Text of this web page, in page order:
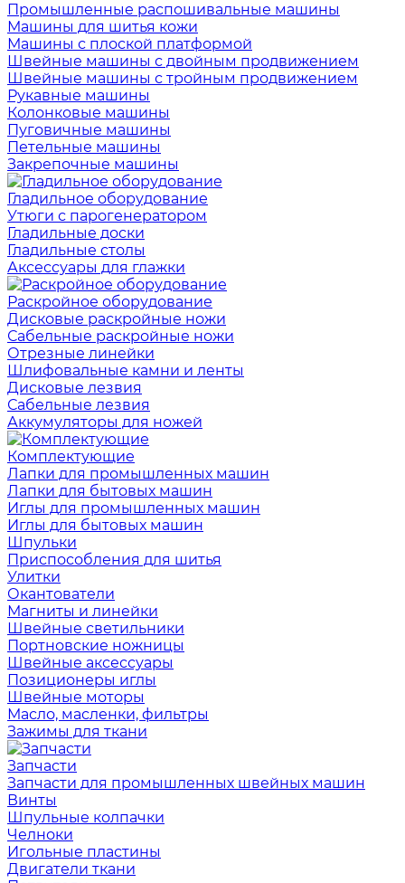
Промышленные распошивальные машины
Машины для шитья кожи
Машины с плоской платформой
Швейные машины с двойным продвижением
Швейные машины с тройным продвижением
Рукавные машины
Колонковые машины
Пуговичные машины
Петельные машины
Закрепочные машины
Гладильное оборудование
Утюги с парогенератором
Гладильные доски
Гладильные столы
Аксессуары для глажки
Раскройное оборудование
Дисковые раскройные ножи
Сабельные раскройные ножи
Отрезные линейки
Шлифовальные камни и ленты
Дисковые лезвия
Сабельные лезвия
Аккумуляторы для ножей
Комплектующие
Лапки для промышленных машин
Лапки для бытовых машин
Иглы для промышленных машин
Иглы для бытовых машин
Шпульки
Приспособления для шитья
Улитки
Окантователи
Магниты и линейки
Швейные светильники
Портновские ножницы
Швейные аксессуары
Позиционеры иглы
Швейные моторы
Масло, масленки, фильтры
Зажимы для ткани
Запчасти
Запчасти для промышленных швейных машин
Винты
Шпульные колпачки
Челноки
Игольные пластины
Двигатели ткани